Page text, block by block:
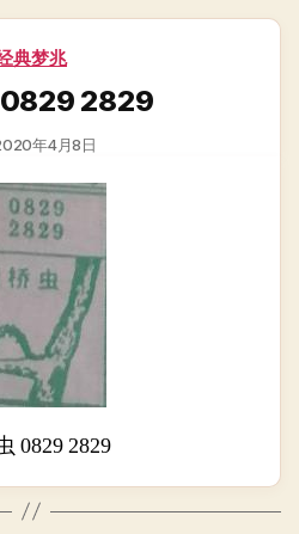
分
典梦兆
0829 2829
年4月8日
0829 2829